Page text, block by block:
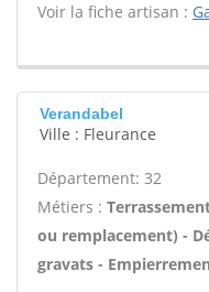
Voir la fiche artisan :
Verandabel
Ville : Fleurance
Département: 32
Métiers :
ou remplacement) -
gravats -